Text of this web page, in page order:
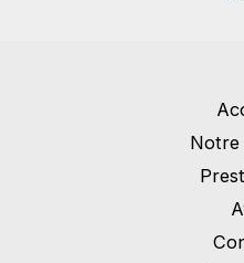
Notre